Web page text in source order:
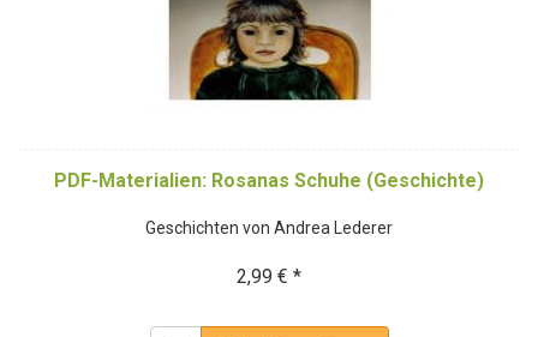
PDF-Materialien: Rosanas Schuhe (Geschichte)
Geschichten von Andrea Lederer
2,99 € *